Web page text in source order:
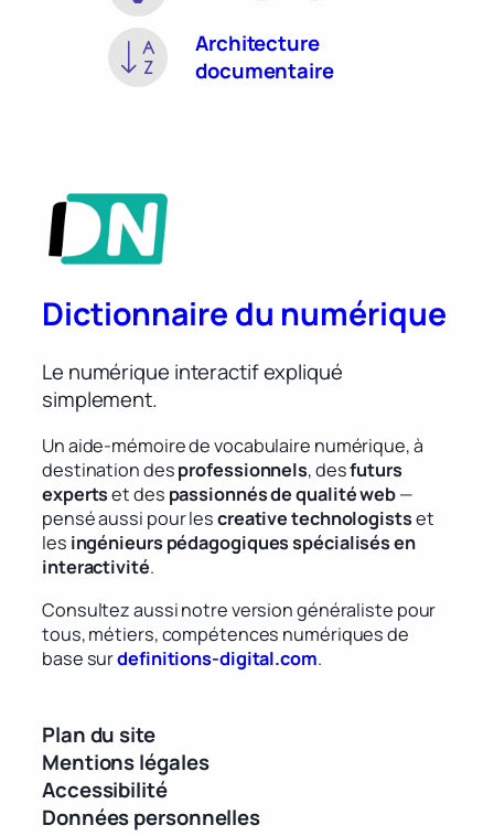
Architecture
documentaire
Dictionnaire du numérique
Le numérique interactif expliqué
simplement.
Un aide-mémoire de vocabulaire numérique, à
destination desprofessionnels, desfuturs
expertset des passionnés de qualité web—
pensé aussi pour lescreative technologistset
les ingénieurs pédagogiques spécialisés en
interactivité.
Consultez aussi notre version généraliste pour
tous, métiers, compétences numériques de
base surdefinitions-digital.com.
Plan du site
Mentions légales
Accessibilité
Données personnelles